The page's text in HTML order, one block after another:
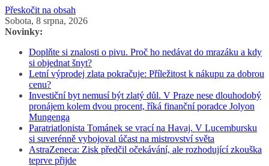
Přeskočit na obsah
Sobota, 8 srpna, 2026
Novinky:
Doplňte si znalosti o pivu. Proč ho nedávat do mrazáku a kdy
si objednat šnyt?
Letní výprodej zlata pokračuje: Příležitost k nákupu za dobrou
cenu?
Investiční byt nemusí být zlatý důl. V Praze nese dlouhodobý
pronájem kolem dvou procent, říká finanční poradce Jolyon
Mungenga
Paratriatlonista Tománek se vrací na Havaj. V Lucembursku
si suverénně vybojoval účast na mistrovství světa
AstraZeneca: Zisk předčil očekávání, ale rozhodující zkouška
teprve přijde